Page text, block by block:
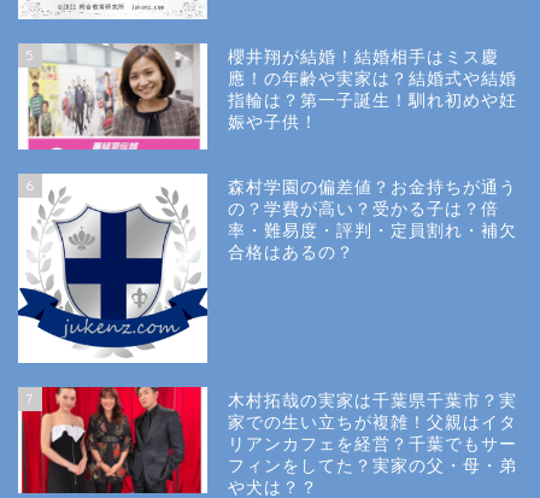
5
櫻井翔が結婚！結婚相手はミス慶
應！の年齢や実家は？結婚式や結婚
指輪は？第一子誕生！馴れ初めや妊
娠や子供！
6
森村学園の偏差値？お金持ちが通う
の？学費が高い？受かる子は？倍
率・難易度・評判・定員割れ・補欠
合格はあるの？
7
木村拓哉の実家は千葉県千葉市？実
家での生い立ちが複雑！父親はイタ
リアンカフェを経営？千葉でもサー
フィンをしてた？実家の父・母・弟
や犬は？？
Privacy Policy